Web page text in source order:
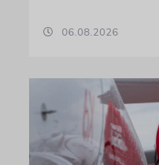
06.08.2026